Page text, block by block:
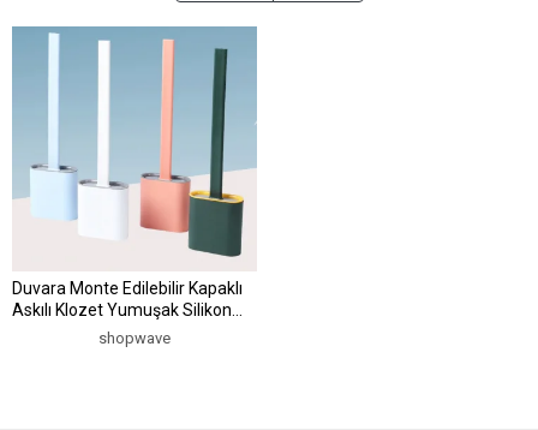
Duvara Monte Edilebilir Kapaklı
Askılı Klozet Yumuşak Silikon
Başlıklı Tuvalet Fırçası Seti
shopwave